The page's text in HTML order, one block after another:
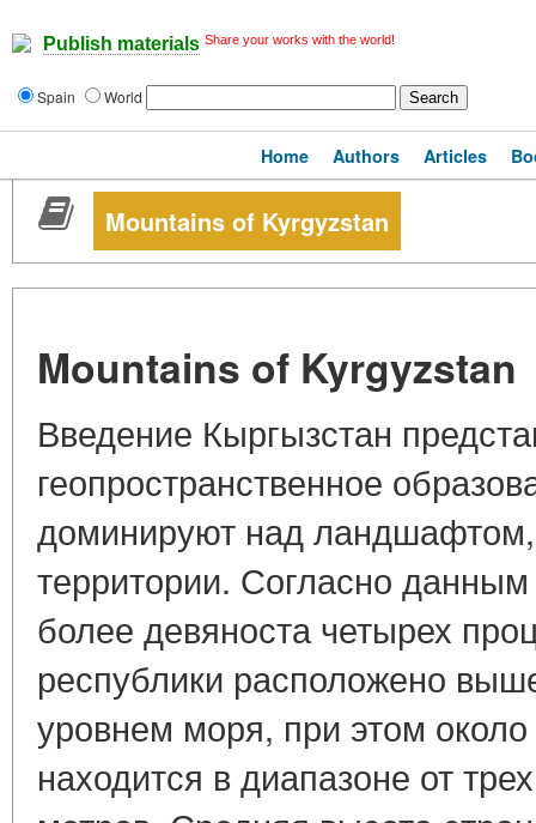
Publish materials Share your works with the world!
Spain World
Home Authors Articles
Mountains of Kyrgyzstan
Mountains of Kyrgyzstan
Введение Кыргызстан
геопространственное
доминируют над ландшафтом,
территории. Согласно
более девяноста четырех
республики расположено
уровнем моря, при этом около
находится в диапазоне от